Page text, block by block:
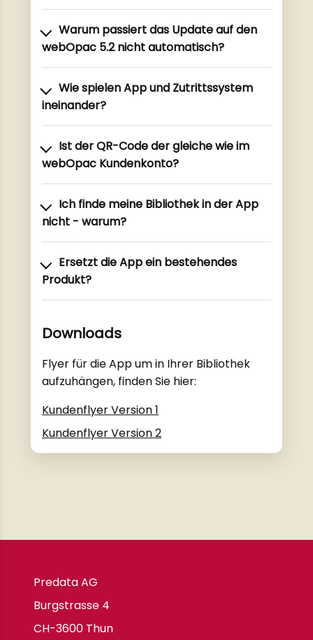
Warum passiert das Update auf den
webOpac 5.2 nicht automatisch?
Wie spielen App und Zutrittssystem
ineinander?
Ist der QR-Code der gleiche wie im
webOpac Kundenkonto?
Ich finde meine Bibliothek in der App
nicht - warum?
Ersetzt die App ein bestehendes
Produkt?
Downloads
Flyer für die App um in Ihrer Bibliothek
aufzuhängen, finden Sie hier:
Kundenflyer Version 1
Kundenflyer Version 2
Predata AG
Burgstrasse 4
CH-3600 Thun